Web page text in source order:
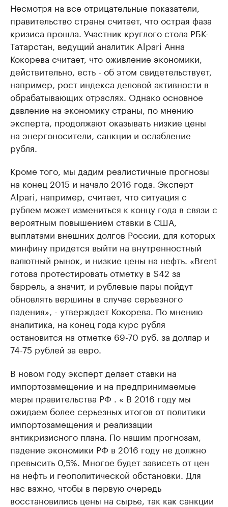
Несмотря на все отрицательные показатели,
правительство страны считает, что острая фаза
кризиса прошла. Участник круглого стола РБК-
Татарстан, ведущий аналитик Alpari Анна
Кокорева считает, что оживление экономики,
действительно, есть - об этом свидетельствует,
например, рост индекса деловой активности в
обрабатывающих отраслях. Однако основное
давление на экономику страны, по мнению
эксперта, продолжают оказывать низкие цены
на энергоносители, санкции и ослабление
рубля.
Кроме того, мы дадим реалистичные прогнозы
на конец 2015 и начало 2016 года. Эксперт
Alpari, например, считает, что ситуация с
рублем может измениться к концу года в связи с
вероятным повышением ставки в США,
выплатами внешних долгов России, для которых
минфину придется выйти на внутренностный
валютный рынок, и низкие цены на нефть. «Brent
готова протестировать отметку в $42 за
баррель, а значит, и рублевые пары пойдут
обновлять вершины в случае серьезного
падения», - утверждает Кокорева. По мнению
аналитика, на конец года курс рубля
остановится на отметке 69-70 руб. за доллар и
74-75 рублей за евро.
В новом году эксперт делает ставки на
импортозамещение и на предпринимаемые
меры правительства РФ . « В 2016 году мы
ожидаем более серьезных итогов от политики
импортозамещения и реализации
антикризисного плана. По нашим прогнозам,
падение экономики РФ в 2016 году не должно
превысить 0,5%. Многое будет зависеть от цен
на нефть и геополитической обстановки. Для
нас важно, чтобы в первую очередь
восстановились цены на сырье, так как санкции